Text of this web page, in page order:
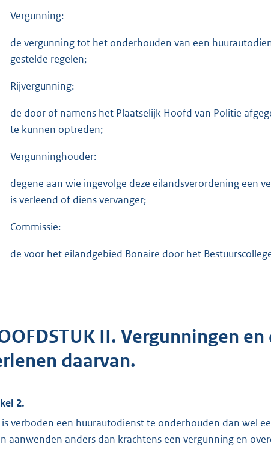
Vergunning:
de vergunning tot het onderhouden van een
gestelde regelen;
Rijvergunning:
de door of namens het Plaatselijk Hoofd van Politie
te kunnen optreden;
Vergunninghouder:
degene aan wie ingevolge deze eilandsverordening een
is verleend of diens vervanger;
Commissie:
de voor het eilandgebied Bonaire door het
II. Vergunningen
daarvan.
2.
verboden een huurautodienst te onderhouden dan wel
aanwenden anders dan krachtens een vergunning en